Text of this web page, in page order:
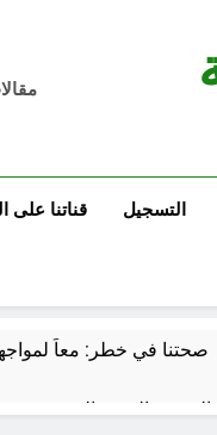
التسجيل قناتنا على
صحتنا في خطر: معاً لمواجهة